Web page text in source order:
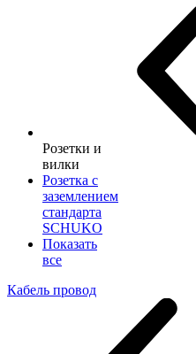
Розетки и
вилки
Розетка с
заземлением
стандарта
SCHUKO
Показать
все
Кабель провод